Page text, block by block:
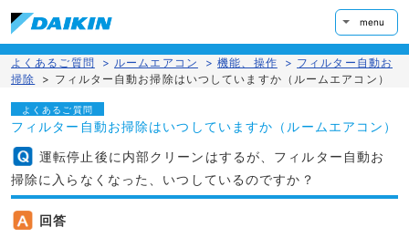
menu
よくあるご質問 > ルームエアコン > 機能、操作 > フィルター自動お
掃除
> フィルター自動お掃除はいつしていますか（ルームエアコン）
よくあるご質問
フィルター自動お掃除はいつしていますか（ルームエアコン）
運転停止後に内部クリーンはするが、フィルター自動お
掃除に入らなくなった、いつしているのですか？
回答